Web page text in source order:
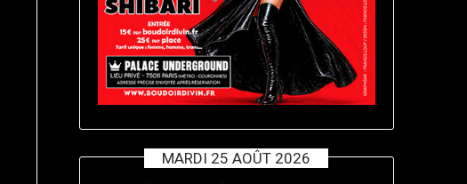
MARDI 25 AOÛT 2026